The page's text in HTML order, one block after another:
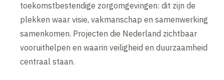
toekomstbestendige zorgomgevingen: dit zijn de
plekken waar visie, vakmanschap en samenwerking
samenkomen. Projecten die Nederland zichtbaar
vooruithelpen en waarin veiligheid en duurzaamheid
centraal staan.